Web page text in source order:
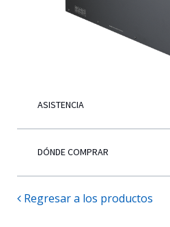
ASISTENCIA
DÓNDE COMPRAR
Regresar a los productos